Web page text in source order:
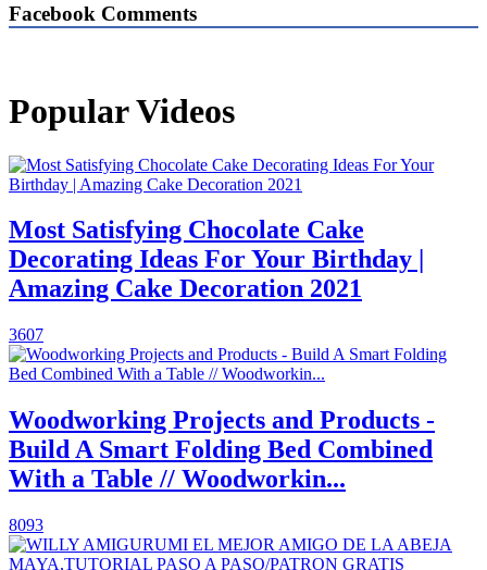
Facebook Comments
Popular Videos
Most Satisfying Chocolate Cake
Decorating Ideas For Your Birthday |
Amazing Cake Decoration 2021
3607
Woodworking Projects and Products -
Build A Smart Folding Bed Combined
With a Table // Woodworkin...
8093